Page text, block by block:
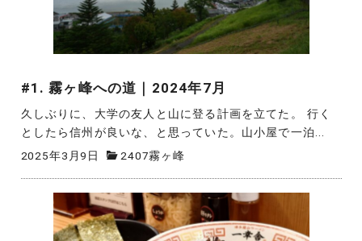
#1. 霧ヶ峰への道｜2024年7月
久しぶりに、大学の友人と山に登る計画を立てた。 行く
としたら信州が良いな、と思っていた。山小屋で一泊...
2025年3月9日 2407霧ヶ峰